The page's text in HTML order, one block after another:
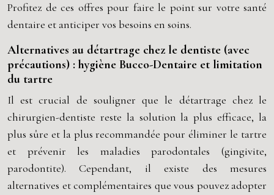
Profitez de ces offres pour faire le point sur votre santé
dentaire et anticiper vos besoins en soins.
Alternatives au détartrage chez le dentiste (avec
précautions) : hygiène Bucco-Dentaire et limitation
du tartre
Il est crucial de souligner que le détartrage chez le
chirurgien-dentiste reste la solution la plus efficace, la
plus sûre et la plus recommandée pour éliminer le tartre
et prévenir les maladies parodontales (gingivite,
parodontite). Cependant, il existe des mesures
alternatives et complémentaires que vous pouvez adopter